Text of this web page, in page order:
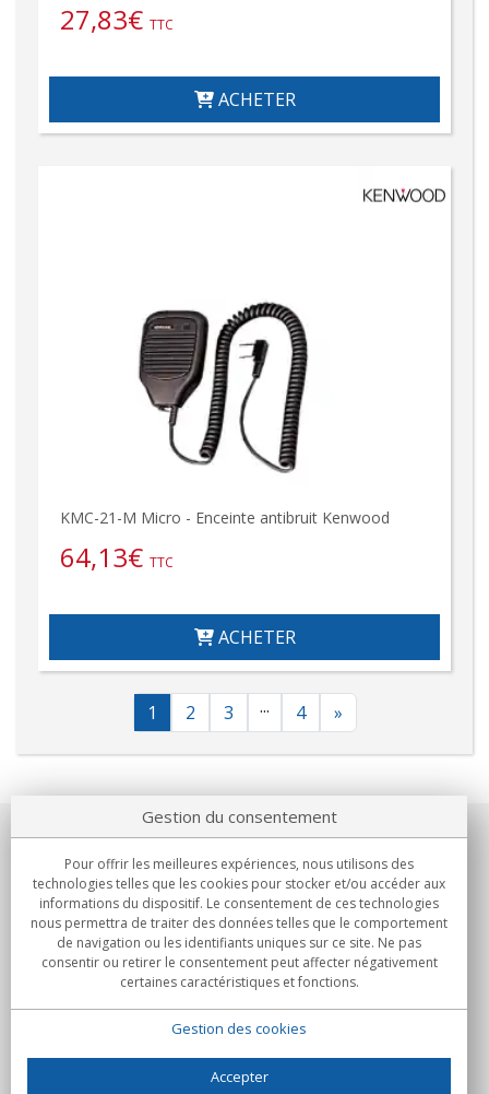
27,83€ TTC
ACHETER
KMC-21-M Micro - Enceinte antibruit Kenwood
64,13€ TTC
ACHETER
1 2 3 ... 4 »
Notre société
Engagements
Achats
Gestion du consentement
Pour offrir les meilleures expériences, nous utilisons des
technologies telles que les cookies pour stocker et/ou accéder aux
informations du dispositif. Le consentement de ces technologies
nous permettra de traiter des données telles que le comportement
de navigation ou les identifiants uniques sur ce site. Ne pas
consentir ou retirer le consentement peut affecter négativement
certaines caractéristiques et fonctions.
Gestion des cookies
Accepter